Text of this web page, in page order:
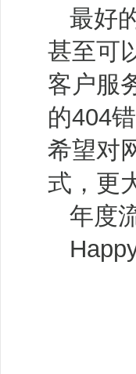
最好
甚至可
客户服
的404
希望对
式，更
年度